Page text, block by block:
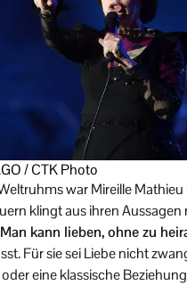
/ CTK Photo
war Mireille Mathieu
klingt aus ihren Aussagen
kann lieben, ohne zu
Für sie sei Liebe nicht
eine klassische